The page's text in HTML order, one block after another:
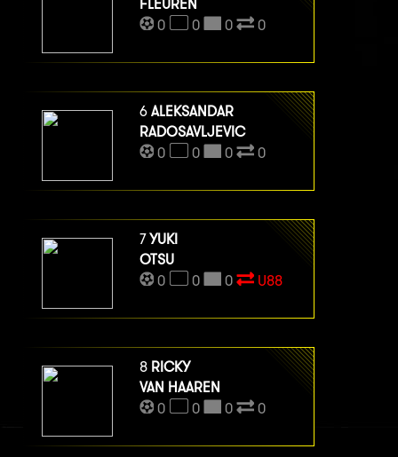
FLEUREN
0
0 0 0
6 ALEKSANDAR
RADOSAVLJEVIC
0
0 0 0
7YUKI
OTSU
0
0 0 U88
8 RICKY
VAN HAAREN
0
0 0 0